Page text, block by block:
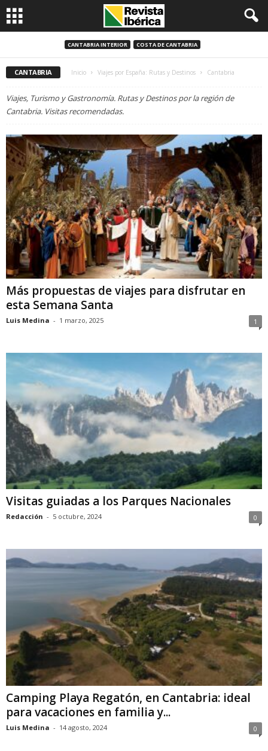
CANTABRIA INTERIOR COSTA DE CANTABRIA
CANTABRIA Inicio Viajes por España: Rutas y Destinos Cantabria
Viajes, Turismo y Gastronomía. Rutas y Destinos por la región de
Cantabria. Visitas recomendadas.
Más propuestas de viajes para disfrutar en
esta Semana Santa
Luis Medina - 1 marzo, 2025 1
Visitas guiadas a los Parques Nacionales
Redacción - 5 octubre, 2024 0
Camping Playa Regatón, en Cantabria: ideal
para vacaciones en familia y...
Luis Medina - 14 agosto, 2024 0